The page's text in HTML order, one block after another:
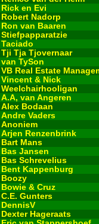
Rick en Evi
Robert Nadorp
Ron van Baaren
Stiefpapparatzie
Taciado
Tji Tja Tjovernaar
van TySon
VB Real Estate
Vincent & Nick
Weelchairhooligan
A.A, van Angeren
Alex Bodaan
Andre Vaders
Anoniem
Arjen Renzenbrink
Bart Mans
Bas Jansen
Bas Schrevelius
Bent Kappenburg
Boozy
Bowie & Cruz
C.E. Gunters
DennisV
Dexter Hageraats